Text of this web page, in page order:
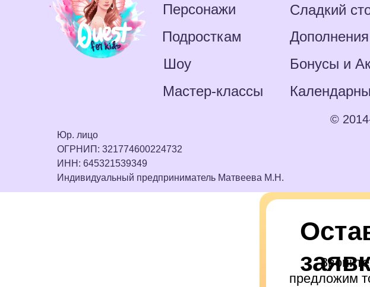
Персонажи
Подросткам
Шоу
Мастер-классы
Сладкий
Бонусы и
©
Юр. лицо
ОГРНИП: 321774600224732
ИНН: 645321539349
Индивидуальный предприниматель Матвеева М.Н.
предложим